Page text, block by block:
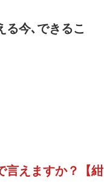
る今､できるこ
言えますか？【紺